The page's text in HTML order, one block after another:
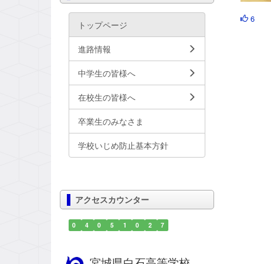
6
トップページ
進路情報
中学生の皆様へ
在校生の皆様へ
卒業生のみなさま
学校いじめ防止基本方針
アクセスカウンター
0 4 0 5 1 0 2 7